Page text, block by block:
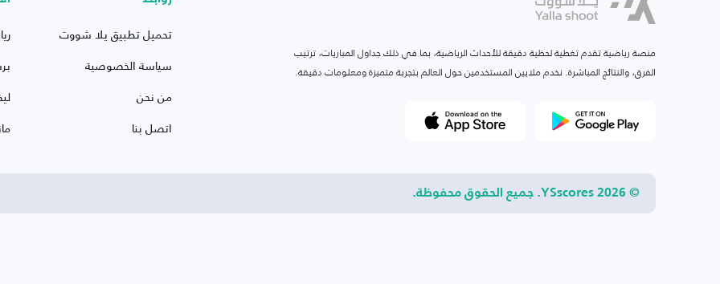
منصة رياضية تقدم تغطية لحظية دقيقة للأحداث الرياضية، بما في ذلك جداول المباريات، ترتيب
الفرق، والنتائج المباشرة. نخدم ملايين المستخدمين حول العالم بتجربة متميزة ومعلومات دقيقة.
تحميل تطبيق يلا شووت
سياسة الخصوصية
من نحن
اتصل بنا
© 2026 YSscores. جميع الحقوق محفوظة.